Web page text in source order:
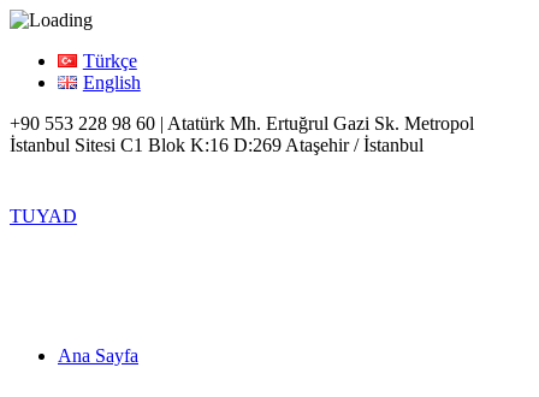
Türkçe
English
+90 553 228 98 60 | Atatürk Mh. Ertuğrul Gazi Sk. Metropol
İstanbul Sitesi C1 Blok K:16 D:269 Ataşehir / İstanbul
TUYAD
Ana Sayfa